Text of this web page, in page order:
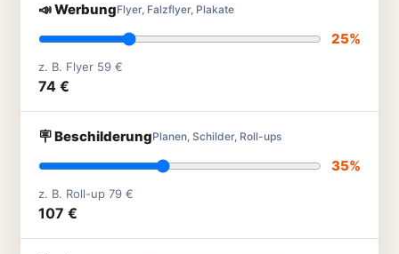
📣 WerbungFlyer, Falzflyer, Plakate
25%
z. B. Flyer 59 €
74 €
🪧 BeschilderungPlanen, Schilder, Roll-ups
35%
z. B. Roll-up 79 €
107 €